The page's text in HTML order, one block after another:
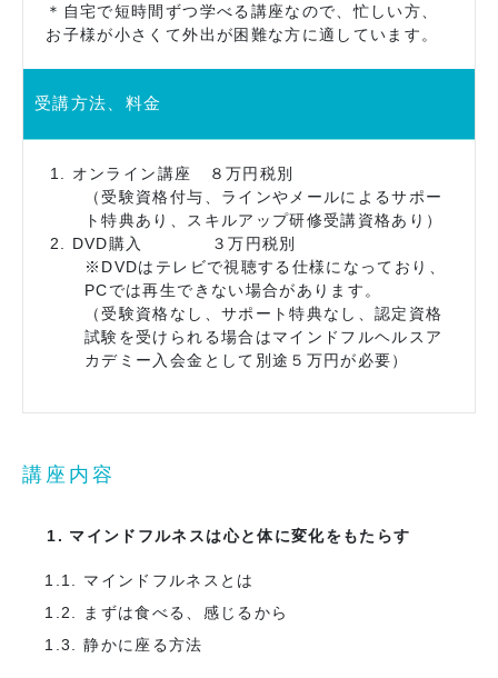
＊自宅で短時間ずつ学べる講座なので、忙しい方、
お子様が小さくて外出が困難な方に適しています。
受講方法、料金
オンライン講座 ８万円税別
（受験資格付与、ラインやメールによるサポー
ト特典あり、スキルアップ研修受講資格あり）
DVD購入 ３万円税別
※DVDはテレビで視聴する仕様になっており、
PCでは再生できない場合があります。
（受験資格なし、サポート特典なし、認定資格
試験を受けられる場合はマインドフルヘルスア
カデミー入会金として別途５万円が必要）
講座内容
1. マインドフルネスは心と体に変化をもたらす
1.1. マインドフルネスとは
1.2. まずは食べる、感じるから
1.3. 静かに座る方法